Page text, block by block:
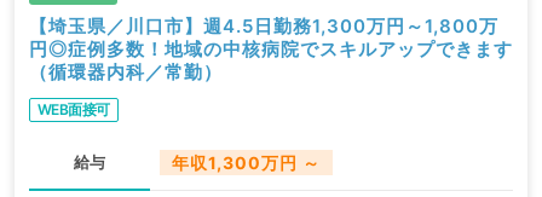
【埼玉県／川口市】週4.5日勤務1,300万円～1,800万
円◎症例多数！地域の中核病院でスキルアップできます
（循環器内科／常勤）
WEB面接可
給与 年収1,300万円 ～